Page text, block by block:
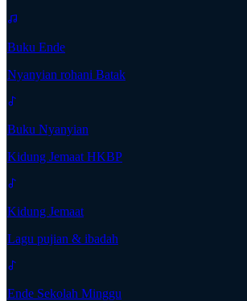
Buku Ende
Nyanyian rohani Batak
Buku Nyanyian
Kidung Jemaat HKBP
Kidung Jemaat
Lagu pujian & ibadah
Ende Sekolah Minggu